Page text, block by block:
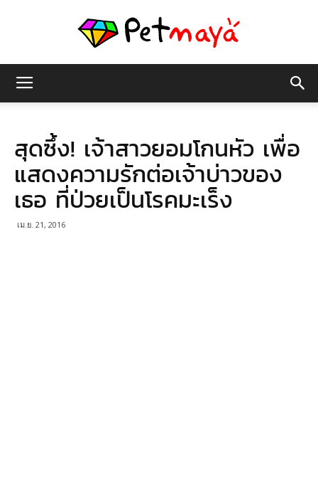
มายา
สุดซึ้ง! เจ้าสาวยอมโกนหัว เพื่อ
แสดงความรักต่อเจ้าบ่าวของ
เธอ ที่ป่วยเป็นโรคมะเร็ง
เม.ย. 21, 2016